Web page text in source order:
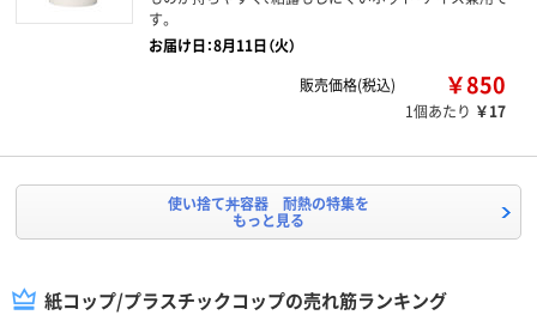
す。
お届け日：8月11日（火）
販売価格(税込)
￥850
1個あたり ￥17
使い捨て丼容器 耐熱の特集を
もっと見る
紙コップ/プラスチックコップの売れ筋ランキング